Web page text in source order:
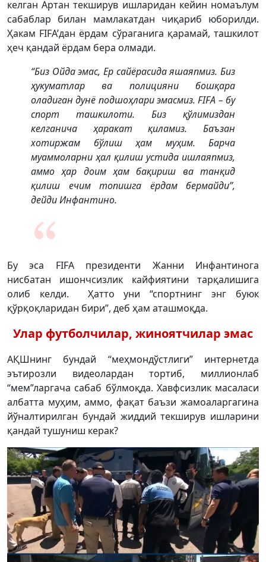
келган Артан текширув ишларидан кейин номаълум
сабаблар билан мамлакатдан чиқариб юборилди.
Ҳакам FIFA’дан ёрдам сўраганига қарамай, ташкилот
ҳеч қандай ёрдам бера олмади.
“Биз Ойда эмас, Ер сайёрасида яшаяпмиз. Биз
ҳукуматлар ва полицияни бошқара
оладиган дунё подшоҳлари эмасмиз. FIFA – бу
спорт ташкилоти. Биз қўлимиздан
келганича ҳаракат қиламиз. Баъзан
хотиржам бўлиш ҳам муҳим. Барча
муаммоларни ҳал қилиш устида ишлаяпмиз,
аммо ҳар доим ҳам бақириш ва танқид
қилиш ечим топишга ёрдам бермайди”,
дейди Инфантино.
Бу эса FIFA президенти Жанни Инфантинога
нисбатан ишончсизлик кайфиятини тарқалишига
олиб келди. Ҳатто уни “спортнинг энг буюк
қўрқоқларидан бири”, деб ҳам аташмоқда.
Улар футболчилар, жиноятчилар эмас
АҚШнинг бундай “меҳмондўстлиги” интернетда
эътирозли видеолардан тортиб, миллионлаб
“мем”ларгача сабаб бўлмоқда. Хавфсизлик масаласи
албатта муҳим, аммо, фақат баъзи жамоаларгагина
йўналтирилган бундай жиддий текширув ишларини
қандай тушуниш керак?